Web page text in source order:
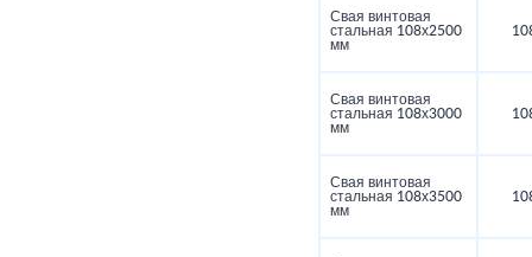
Свая винтовая
стальная 108х2500
мм
Свая винтовая
стальная 108х3000
мм
Свая винтовая
стальная 108х3500
мм